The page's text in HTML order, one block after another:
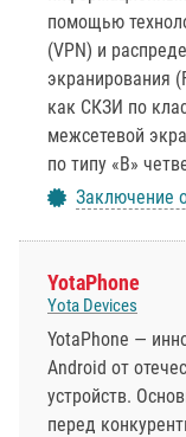
помощью
(VPN) и
экранирования
как СКЗИ по
межсетевой
по типу «В»
Заключение
YotaPhone
Yota Devices
YotaPhone —
Android от
устройств.
перед